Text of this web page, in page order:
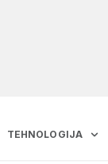
TEHNOLOGIJA